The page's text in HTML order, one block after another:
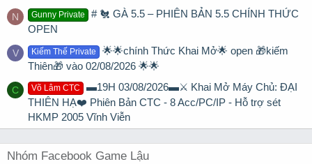
N Gunny Private
# 🐔 GÀ 5.5 – PHIÊN BẢN 5.5 CHÍNH THỨC
OPEN
V Kiếm Thế Private
🌟🌟chính Thức Khai Mở🌟 open 🎁kiếm
Thiên🎁 vào 02/08/2026 🌟🌟
C Võ Lâm CTC
▬19H 03/08/2026▬⚔️ Khai Mở Máy Chủ: ĐẠI
THIÊN HẠ❤️ Phiên Bản CTC - 8 Acc/PC/IP - Hỗ trợ sét
HKMP 2005 Vĩnh Viễn
Nhóm Facebook Game Lậu